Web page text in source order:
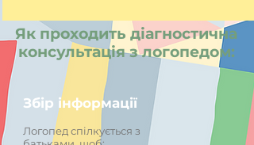
Як проходить діагностична
консультація з логопедом:
Збір інформації
Логопед спілкується з